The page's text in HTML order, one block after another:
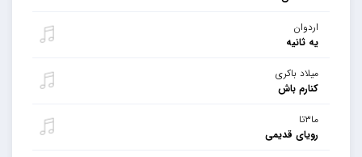
اردوان
یه ثانیه
میلاد باکری
کنارم باش
ما۳تا
رویای قدیمی